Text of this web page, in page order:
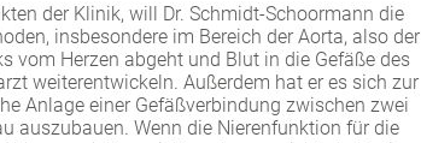
der Klinik, will Dr. Schmidt-Schoormann die
insbesondere im Bereich der Aorta, also der
vom Herzen abgeht und Blut in die Gefäße des
weiterentwickeln. Außerdem hat er es sich zur
Anlage einer Gefäßverbindung zwischen zwei
auszubauen. Wenn die Nierenfunktion für die